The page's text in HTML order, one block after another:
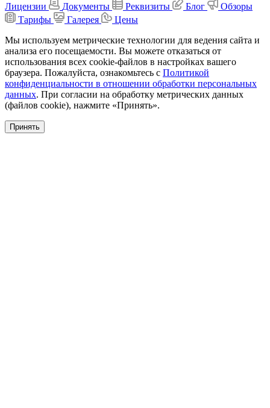
Лицензии
Документы Реквизиты Блог
Обзоры
Тарифы
Галерея
Цены
Мы используем метрические технологии для ведения сайта и
анализа его посещаемости. Вы можете отказаться от
использования всех cookie-файлов в настройках вашего
браузера. Пожалуйста, ознакомьтесь с Политикой
конфиденциальности в отношении обработки персональных
данных. При согласии на обработку метрических данных
(файлов cookie), нажмите «Принять».
Принять